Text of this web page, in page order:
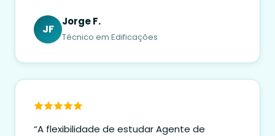
JF
Jorge F.
Técnico em Edificações
“A flexibilidade de estudar Agente de